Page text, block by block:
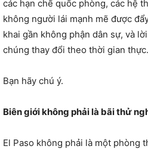
các hạn chế quốc phòng, các hệ
không người lái mạnh mẽ được
khai gần không phận dân sự, và
chúng thay đổi theo thời gian
Bạn hãy chú ý.
Biên giới không phải là bãi thử
El Paso không phải là một phòng